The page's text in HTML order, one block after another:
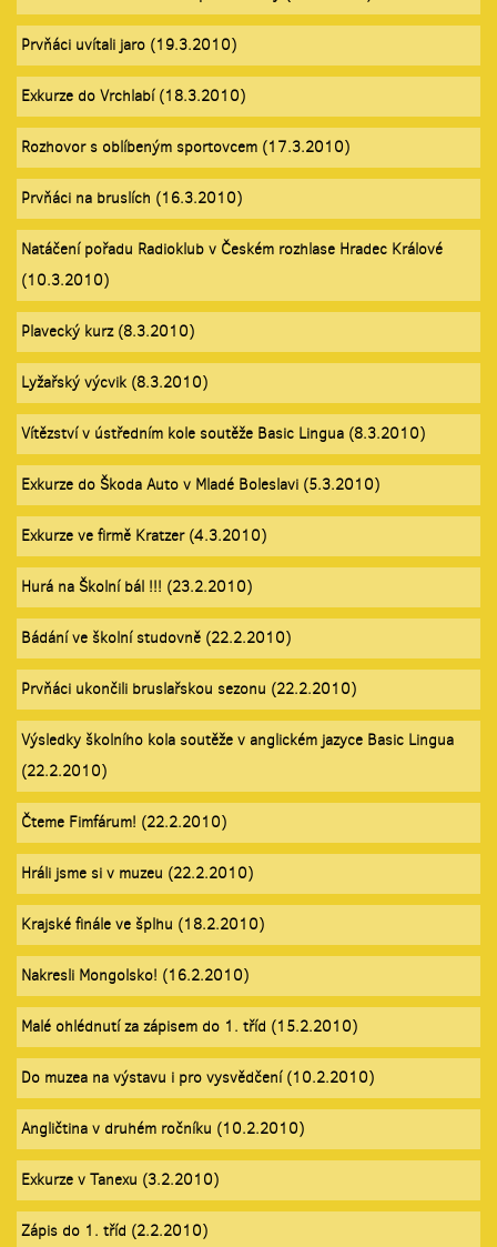
Prvňáci uvítali jaro (19.3.2010)
Exkurze do Vrchlabí (18.3.2010)
Rozhovor s oblíbeným sportovcem (17.3.2010)
Prvňáci na bruslích (16.3.2010)
Natáčení pořadu Radioklub v Českém rozhlase Hradec Králové
(10.3.2010)
Plavecký kurz (8.3.2010)
Lyžařský výcvik (8.3.2010)
Vítězství v ústředním kole soutěže Basic Lingua (8.3.2010)
Exkurze do Škoda Auto v Mladé Boleslavi (5.3.2010)
Exkurze ve firmě Kratzer (4.3.2010)
Hurá na Školní bál !!! (23.2.2010)
Bádání ve školní studovně (22.2.2010)
Prvňáci ukončili bruslařskou sezonu (22.2.2010)
Výsledky školního kola soutěže v anglickém jazyce Basic Lingua
(22.2.2010)
Čteme Fimfárum! (22.2.2010)
Hráli jsme si v muzeu (22.2.2010)
Krajské finále ve šplhu (18.2.2010)
Nakresli Mongolsko! (16.2.2010)
Malé ohlédnutí za zápisem do 1. tříd (15.2.2010)
Do muzea na výstavu i pro vysvědčení (10.2.2010)
Angličtina v druhém ročníku (10.2.2010)
Exkurze v Tanexu (3.2.2010)
Zápis do 1. tříd (2.2.2010)